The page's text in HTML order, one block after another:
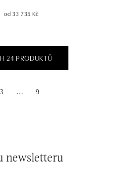
od 33 735 Kč
24 PRODUKTŮ
3 ⋯ 9
newsletteru